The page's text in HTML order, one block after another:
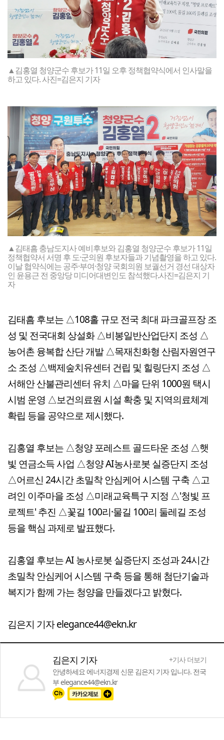
▲김홍열 청양군수 후보가 11일 오후 정책협약식에서 인사말을
하고 있다. 사진=김은지 기자
▲김태흠 충남도지사 예비후보와 김홍열 청양군수 후보가 11일
정책협약서 서명 후 도·군의원 후보자들과 기념촬영을 하고 있다.
이날 협약식에는 공주·부여·청양 국회의원 보궐선거 경선 대상자
인 윤용근 전 중앙당 미디어대변인도 참석했다.사진=김은지 기
자
김태흠 후보는 △108홀 규모 전국 최대 파크골프장 조
성 및 전국대회 상설화 △비봉일반산업단지 조성 △
농어촌 융복합 산단 개발 △목재친화형 산림자원연구
소 조성 △백제숲치유센터 건립 및 힐링단지 조성 △
서해안 산불관리센터 유치 △마을 단위 1000원 택시
시범 운영 △보건의료원 시설 확충 및 지역의료체계
확립 등을 공약으로 제시했다.
김홍열 후보는 △청양 포레스트 골드타운 조성 △햇
빛 연금소득 사업 △청양 AI농사로봇 실증단지 조성
△어르신 24시간 초밀착 안심케어 시스템 구축 △고
려인 이주마을 조성 △미래교육특구 지정 △'청빛 프
로젝트' 추진 △꽃길 100리·물길 100리 둘레길 조성
등을 핵심 과제로 발표했다.
김홍열 후보는 AI 농사로봇 실증단지 조성과 24시간
초밀착 안심케어 시스템 구축 등을 통해 첨단기술과
복지가 함께 가는 청양을 만들겠다고 밝혔다.
김은지 기자 elegance44@ekn.kr
김은지 기자
+기사 더보기
안녕하세요 에너지경제 신문 김은지 기자 입니다. 전국
부 elegance44@ekn.kr